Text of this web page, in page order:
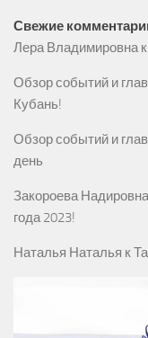
Свежие
Лера Владимировнак
Обзор событий и
Кубань!
Обзор событий и
день
Закороева
года 2023!
Наталья Наталья к